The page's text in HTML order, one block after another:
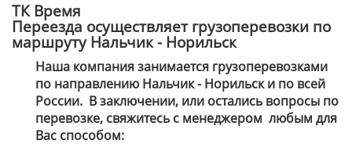
ТК Время
Переезда осуществляет грузоперевозки по
маршруту Нальчик - Норильск
Наша компания занимается грузоперевозками
по направлению Нальчик - Норильск и по всей
России. В заключении, или остались вопросы по
перевозке, свяжитесь с менеджером любым для
Вас способом: